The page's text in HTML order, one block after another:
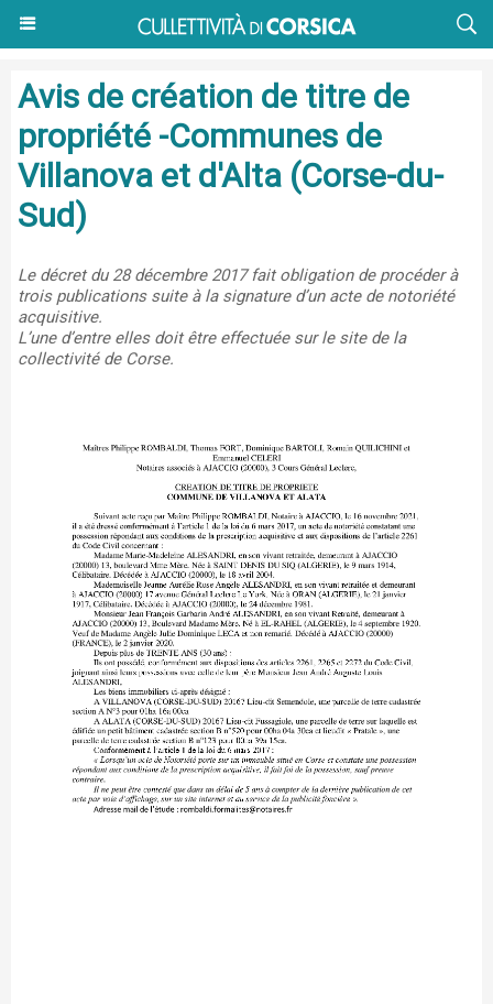
Avis de création de titre de
propriété -Communes de
Villanova et d'Alta (Corse-du-
Sud)
Le décret du 28 décembre 2017 fait obligation de procéder à
trois publications suite à la signature d’un acte de notoriété
acquisitive.
L’une d’entre elles doit être effectuée sur le site de la
collectivité de Corse.